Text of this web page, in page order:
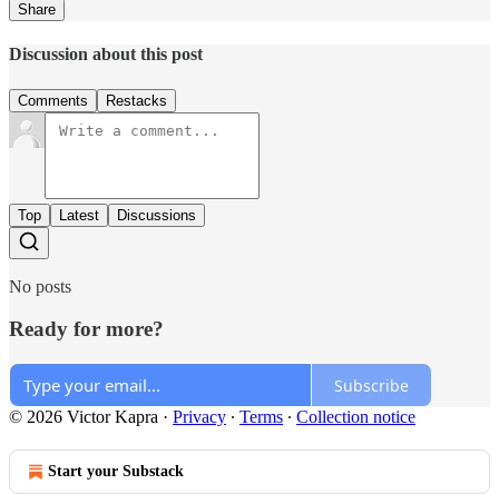
Share
Discussion about this post
Comments Restacks
Top Latest Discussions
No posts
Ready for more?
Subscribe
© 2026 Victor Kapra · Privacy ∙ Terms ∙ Collection notice
Start your Substack